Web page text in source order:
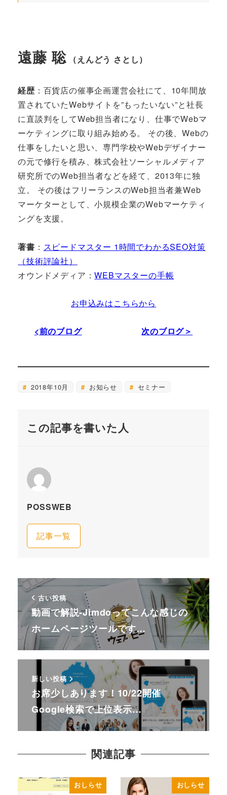
遠藤 聡（えんどう さとし）
経歴 ：百貨店の催事企画運営会社にて、10年間放
置されていたWebサイトを”もったいない”と社長
に直談判をしてWeb担当者になり、仕事でWebマ
ーケティングに取り組み始める。 その後、Webの
仕事をしたいと思い、専門学校やWebデザイナー
の元で修行を積み、株式会社ソーシャルメディア
研究所でのWeb担当者などを経て、2013年に独
立。 その後はフリーランスのWeb担当者兼Web
マーケターとして、小規模企業のWebマーケティ
ングを支援。
著書 ： スピードマスター 1時間でわかるSEO対策
（技術評論社）
オウンドメディア：WEBマスターの手帳
お申込みはこちらから
<前のブログ 次のブログ＞
2018年10月 お知らせ セミナー
この記事を書いた人
POSSWEB
記事一覧
古い投稿
動画で解説-Jimdoってこんな感じの
ホームページツールです…
新しい投稿
お席少しあります！10/22開催
Google検索で上位表示…
関連記事
おしらせ おしらせ